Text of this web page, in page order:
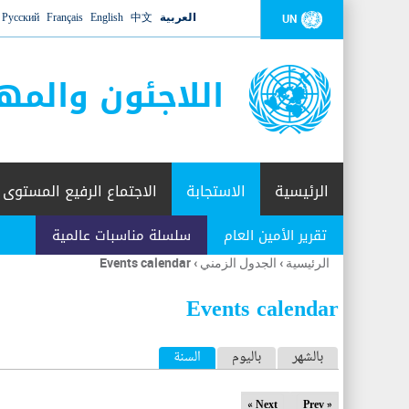
UN العربية 中文
English
Français
Русский
اللاجئون
الرئيسية الاستجابة
تقرير الأمين العام سلسلة مناسبات عالمية
الاجتماع الرفيع المستوى
أنت
هنا
الرئيسية › الجدول الزمني ›
Events calendar
Events calendar
ا
ل
بالشهر باليوم السنة (علامة التبويب النشطة)